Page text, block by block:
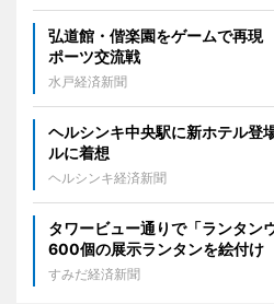
弘道館・偕楽園をゲームで再
ポーツ交流戦
水戸経済新聞
ヘルシンキ中央駅に新ホテル
ルに着想
ヘルシンキ経済新聞
タワービュー通りで「ランタ
600個の展示ランタンを絵付け
すみだ経済新聞